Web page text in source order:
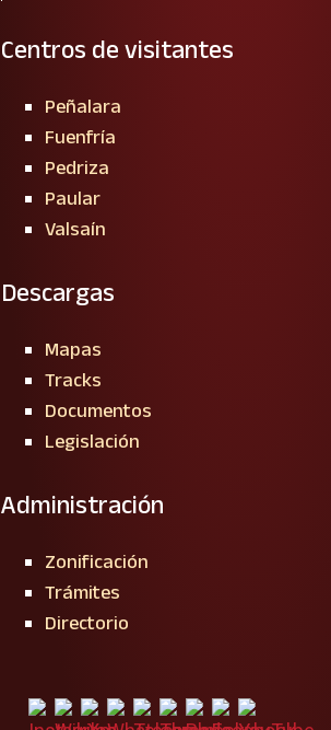
Centros de visitantes
Peñalara
Fuenfría
Pedriza
Paular
Valsaín
Descargas
Mapas
Tracks
Documentos
Legislación
Administración
Zonificación
Trámites
Directorio